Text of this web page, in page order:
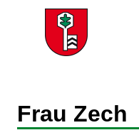
Zum Hauptinhalt springen
Zum Header
Zum Hauptinhalt
Zum Footer
Frau Zech